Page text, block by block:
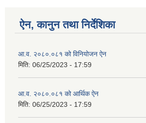
ऐन, कानुन तथा निर्देशिका
आ.व. २०८०.०८१ को विनियोजन ऐन
मिति: 06/25/2023 - 17:59
आ.व. २०८०.०८१ को आर्थिक ऐन
मिति: 06/25/2023 - 17:59